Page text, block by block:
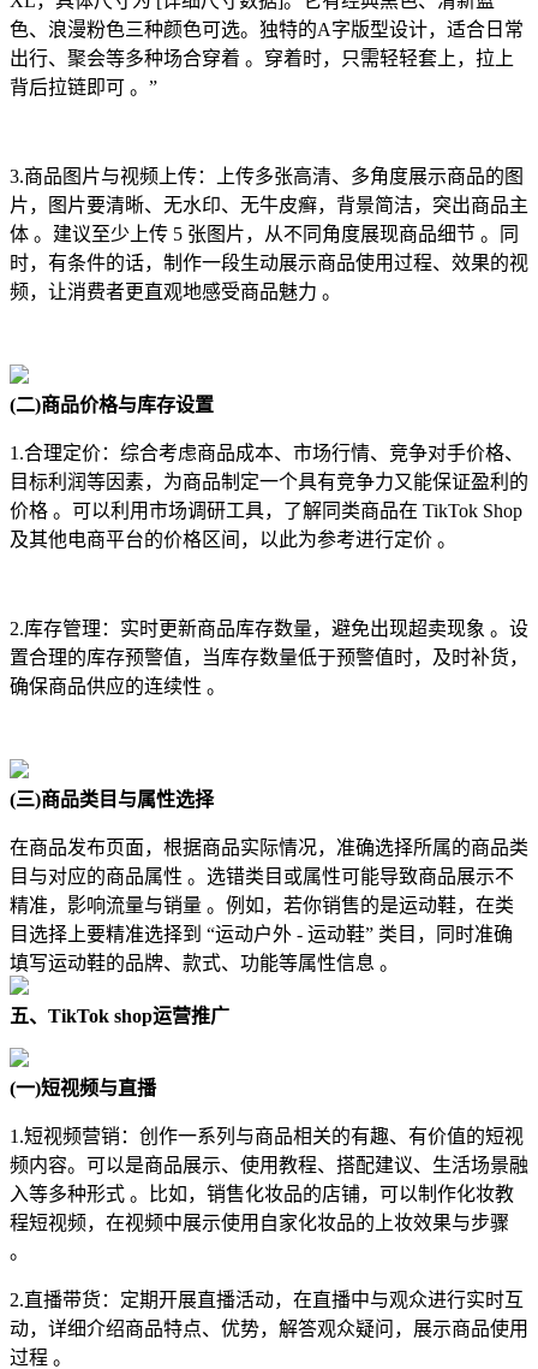
色、浪漫粉色三种颜色可选。独特的A字版型设计，适合日常
出行、聚会等多种场合穿着 。穿着时，只需轻轻套上，拉上
背后拉链即可 。”
3.商品图片与视频上传：上传多张高清、多角度展示商品的图
片，图片要清晰、无水印、无牛皮癣，背景简洁，突出商品主
体 。建议至少上传 5 张图片，从不同角度展现商品细节 。同
时，有条件的话，制作一段生动展示商品使用过程、效果的视
频，让消费者更直观地感受商品魅力 。
(二)商品价格与库存设置
1.合理定价：综合考虑商品成本、市场行情、竞争对手价格、
目标利润等因素，为商品制定一个具有竞争力又能保证盈利的
价格 。可以利用市场调研工具，了解同类商品在 TikTok Shop
及其他电商平台的价格区间，以此为参考进行定价 。
2.库存管理：实时更新商品库存数量，避免出现超卖现象 。设
置合理的库存预警值，当库存数量低于预警值时，及时补货，
确保商品供应的连续性 。
(三)商品类目与属性选择
在商品发布页面，根据商品实际情况，准确选择所属的商品类
目与对应的商品属性 。选错类目或属性可能导致商品展示不
精准，影响流量与销量 。例如，若你销售的是运动鞋，在类
目选择上要精准选择到 “运动户外 - 运动鞋” 类目，同时准确
填写运动鞋的品牌、款式、功能等属性信息 。
五、TikTok shop运营推广
(一)短视频与直播
1.短视频营销：创作一系列与商品相关的有趣、有价值的短视
频内容。可以是商品展示、使用教程、搭配建议、生活场景融
入等多种形式 。比如，销售化妆品的店铺，可以制作化妆教
程短视频，在视频中展示使用自家化妆品的上妆效果与步骤
。
2.直播带货：定期开展直播活动，在直播中与观众进行实时互
动，详细介绍商品特点、优势，解答观众疑问，展示商品使用
过程 。